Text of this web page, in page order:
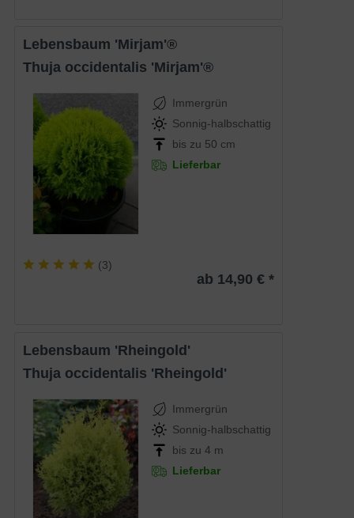
Lebensbaum 'Mirjam'®
Thuja occidentalis 'Mirjam'®
Immergrün
Sonnig-halbschattig
bis zu 50 cm
Lieferbar
(3)
ab 14,90 € *
Lebensbaum 'Rheingold'
Thuja occidentalis 'Rheingold'
Immergrün
Sonnig-halbschattig
bis zu 4 m
Lieferbar